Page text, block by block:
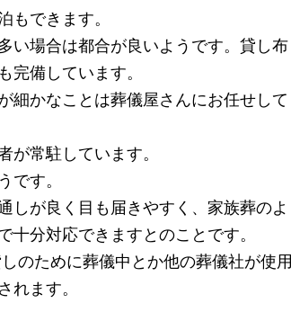
できます。
い場合は都合が良いようです。貸し布
完備しています。
かなことは葬儀屋さんにお任せして
常駐しています。
です。
が良く目も届きやすく、家族葬のよ
十分対応できますとのことです。
のために葬儀中とか他の葬儀社が使用
れます。